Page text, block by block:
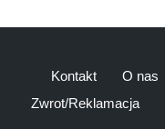
Kontakt O nas
Zwrot/Reklamacja